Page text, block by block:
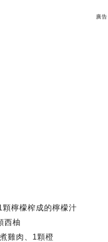
廣告
顆檸檬榨成的檸檬汁
西柚
雞肉、1顆橙